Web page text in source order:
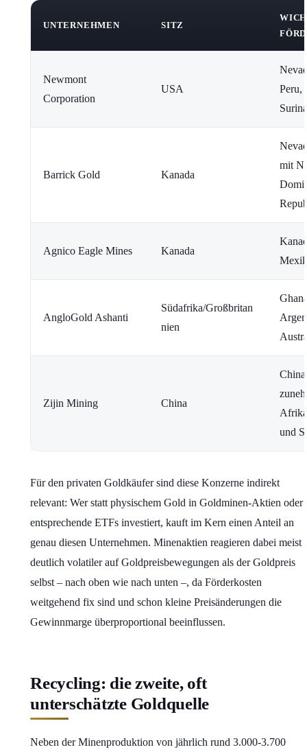
UNTERNEHMEN SITZ
Newmont
Corporation
USA
Peru,
Barrick Gold Kanada
mit
Agnico Eagle Mines Kanada
AngloGold Ashanti
Südafrika/Großbritan
nien
Zijin Mining China
und
Für den privaten Goldkäufer sind diese Konzerne indirekt
relevant: Wer statt physischem Gold in Goldminen-Aktien oder
entsprechende ETFs investiert, kauft im Kern einen Anteil an
genau diesen Unternehmen. Minenaktien reagieren dabei meist
deutlich volatiler auf Goldpreisbewegungen als der Goldpreis
selbst – nach oben wie nach unten –, da Förderkosten
weitgehend fix sind und schon kleine Preisänderungen die
Gewinnmarge überproportional beeinflussen.
Recycling: die zweite, oft
unterschätzte Goldquelle
Neben der Minenproduktion von jährlich rund 3.000-3.700